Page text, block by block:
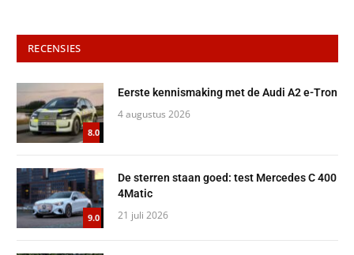
RECENSIES
8.0
Eerste kennismaking met de Audi A2 e-Tron
4 augustus 2026
9.0
De sterren staan goed: test Mercedes C 400
4Matic
21 juli 2026